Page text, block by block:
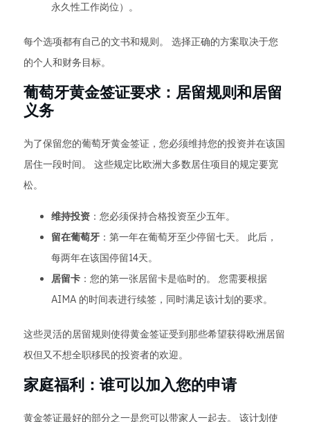
永久性工作岗位）。
每个选项都有自己的文书和规则。 选择正确的方案取决于您
的个人和财务目标。
葡萄牙黄金签证要求：居留规则和居留
义务
为了保留您的葡萄牙黄金签证，您必须维持您的投资并在该国
居住一段时间。 这些规定比欧洲大多数居住项目的规定要宽
松。
维持投资 ：您必须保持合格投资至少五年。
留在葡萄牙 ：第一年在葡萄牙至少停留七天。 此后，
每两年在该国停留14天。
居留卡 ：您的第一张居留卡是临时的。 您需要根据
AIMA 的时间表进行续签，同时满足该计划的要求。
这些灵活的居留规则使得黄金签证受到那些希望获得欧洲居留
权但又不想全职移民的投资者的欢迎。
家庭福利：谁可以加入您的申请
黄金签证最好的部分之一是您可以带家人一起去。 该计划使